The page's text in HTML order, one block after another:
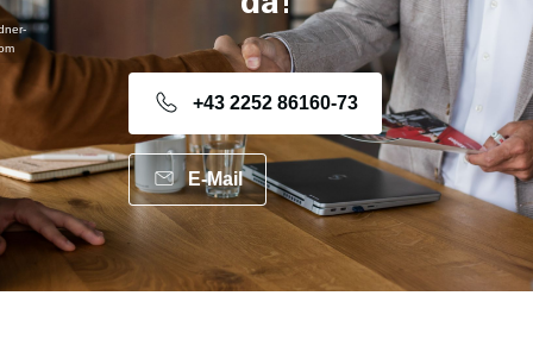
+43 2252 86160-73
E-Mail